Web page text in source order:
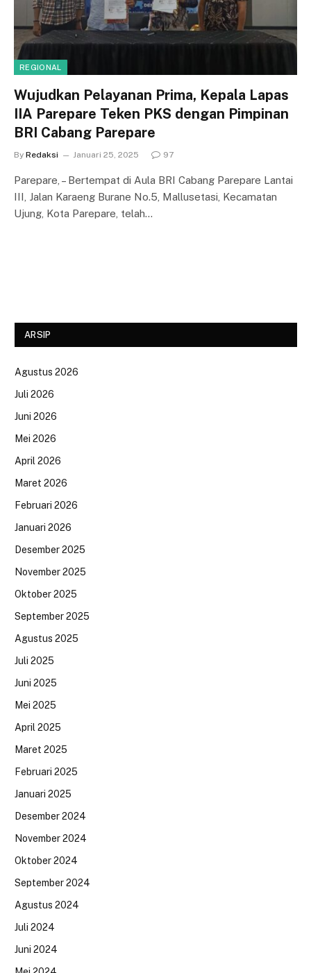
REGIONAL
Wujudkan Pelayanan Prima, Kepala Lapas
IIA Parepare Teken PKS dengan Pimpinan
BRI Cabang Parepare
By Redaksi Januari 25, 2025 97
Parepare, – Bertempat di Aula BRI Cabang Parepare Lantai
III, Jalan Karaeng Burane No.5, Mallusetasi, Kecamatan
Ujung, Kota Parepare, telah…
ARSIP
Agustus 2026
Juli 2026
Juni 2026
Mei 2026
April 2026
Maret 2026
Februari 2026
Januari 2026
Desember 2025
November 2025
Oktober 2025
September 2025
Agustus 2025
Juli 2025
Juni 2025
Mei 2025
April 2025
Maret 2025
Februari 2025
Januari 2025
Desember 2024
November 2024
Oktober 2024
September 2024
Agustus 2024
Juli 2024
Juni 2024